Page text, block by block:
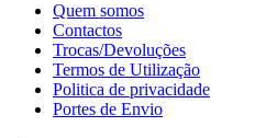
Quem somos
Contactos
Trocas/Devoluções
Termos de Utilização
Politica de privacidade
Portes de Envio